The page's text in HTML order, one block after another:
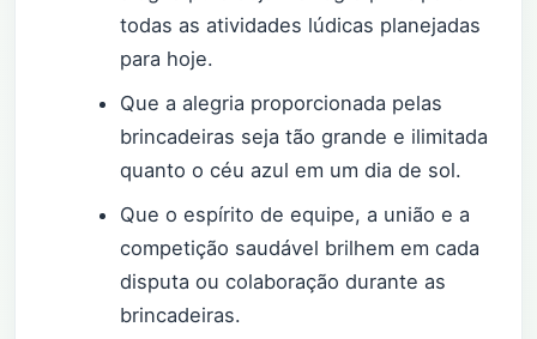
todas as atividades lúdicas planejadas
para hoje.
Que a alegria proporcionada pelas
brincadeiras seja tão grande e ilimitada
quanto o céu azul em um dia de sol.
Que o espírito de equipe, a união e a
competição saudável brilhem em cada
disputa ou colaboração durante as
brincadeiras.